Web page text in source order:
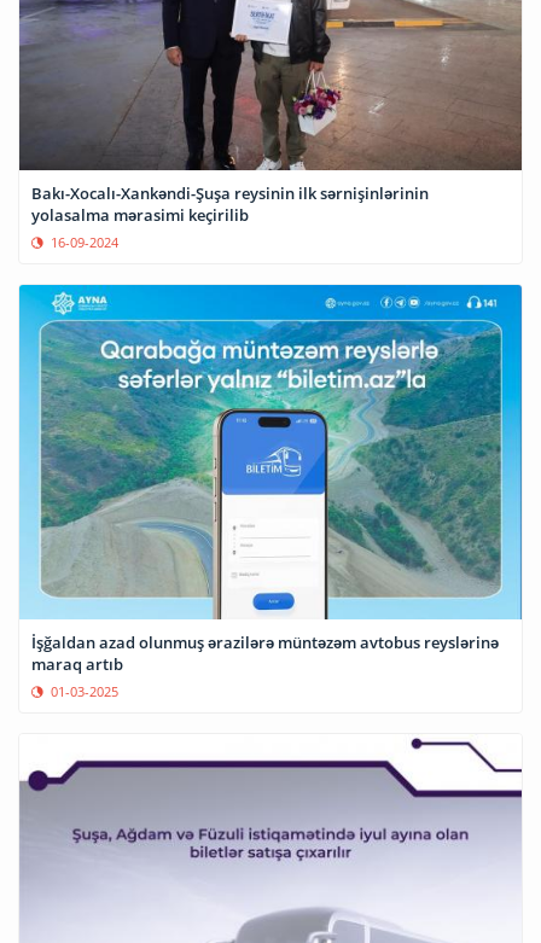
Bakı-Xocalı-Xankəndi-Şuşa reysinin ilk sərnişinlərinin
yolasalma mərasimi keçirilib
16-09-2024
İşğaldan azad olunmuş ərazilərə müntəzəm avtobus reyslərinə
maraq artıb
01-03-2025